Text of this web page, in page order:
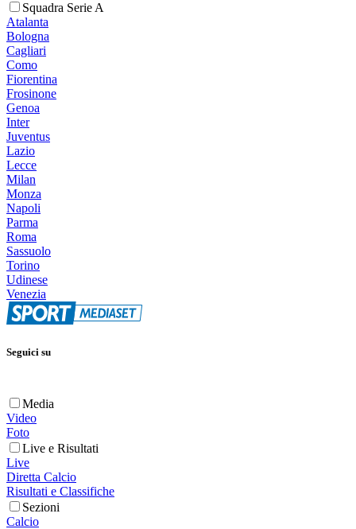
Squadra Serie A
Atalanta
Bologna
Cagliari
Como
Fiorentina
Frosinone
Genoa
Inter
Juventus
Lazio
Lecce
Milan
Monza
Napoli
Parma
Roma
Sassuolo
Torino
Udinese
Venezia
Seguici su
Media
Video
Foto
Live e Risultati
Live
Diretta Calcio
Risultati e Classifiche
Sezioni
Calcio